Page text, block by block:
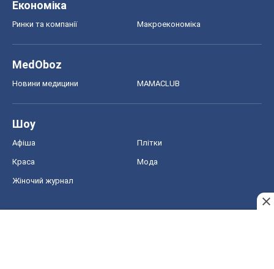
Економіка
Ринки та компанії Макроекономіка
MedOboz
Новини медицини MAMACLUB
Шоу
Афіша Плітки
Краса Мода
Жіночий журнал